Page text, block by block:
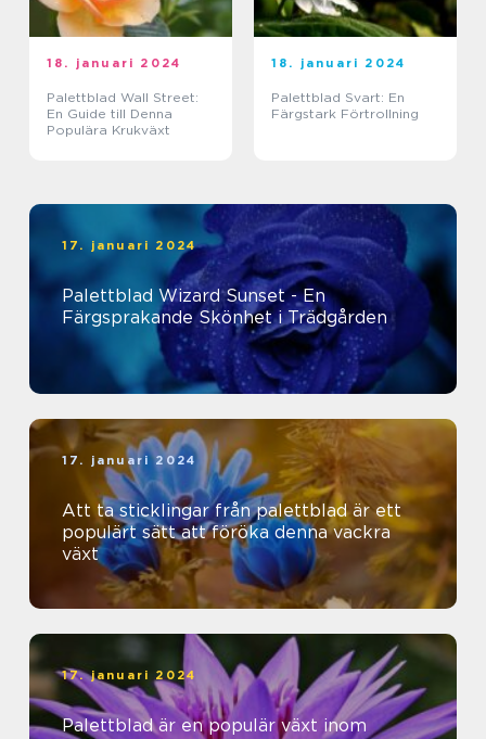
18. januari 2024
Palettblad Wall Street:
En Guide till Denna
Populära Krukväxt
18. januari 2024
Palettblad Svart: En
Färgstark Förtrollning
17. januari 2024
Palettblad Wizard Sunset - En
Färgsprakande Skönhet i Trädgården
17. januari 2024
Att ta sticklingar från palettblad är ett
populärt sätt att föröka denna vackra
växt
17. januari 2024
Palettblad är en populär växt inom